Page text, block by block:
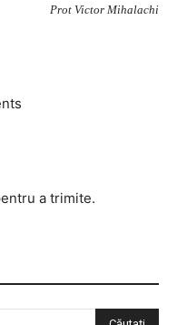
Prot Victor Mihalachi
a trimite.